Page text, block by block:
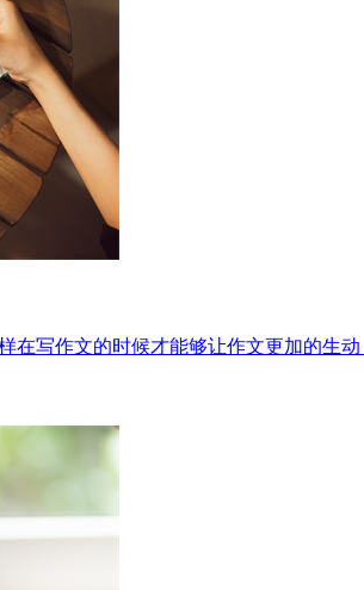
在写作文的时候才能够让作文更加的生